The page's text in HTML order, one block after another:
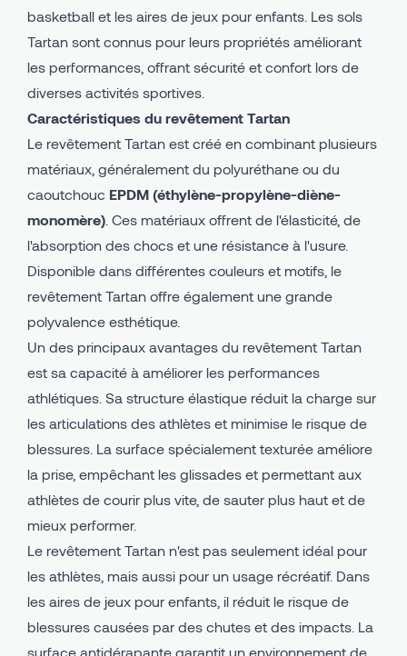
basketball et les aires de jeux pour enfants. Les sols
Tartan sont connus pour leurs propriétés améliorant
les performances, offrant sécurité et confort lors de
diverses activités sportives.
Caractéristiques du revêtement Tartan
Le revêtement Tartan est créé en combinant plusieurs
matériaux, généralement du polyuréthane ou du
caoutchouc EPDM (éthylène-propylène-diène-
monomère) . Ces matériaux offrent de l'élasticité, de
l'absorption des chocs et une résistance à l'usure.
Disponible dans différentes couleurs et motifs, le
revêtement Tartan offre également une grande
polyvalence esthétique.
Un des principaux avantages du revêtement Tartan
est sa capacité à améliorer les performances
athlétiques. Sa structure élastique réduit la charge sur
les articulations des athlètes et minimise le risque de
blessures. La surface spécialement texturée améliore
la prise, empêchant les glissades et permettant aux
athlètes de courir plus vite, de sauter plus haut et de
mieux performer.
Le revêtement Tartan n'est pas seulement idéal pour
les athlètes, mais aussi pour un usage récréatif. Dans
les aires de jeux pour enfants, il réduit le risque de
blessures causées par des chutes et des impacts. La
surface antidérapante garantit un environnement de